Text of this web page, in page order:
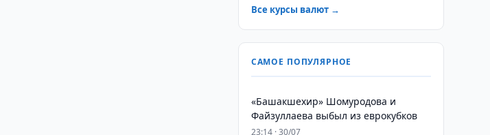
Все курсы валют →
САМОЕ ПОПУЛЯРНОЕ
«Башакшехир» Шомуродова и
Файзуллаева выбыл из еврокубков
23:14 · 30/07